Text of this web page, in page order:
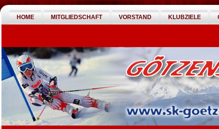
HOME MITGLIEDSCHAFT VORSTAND KLUBZIELE